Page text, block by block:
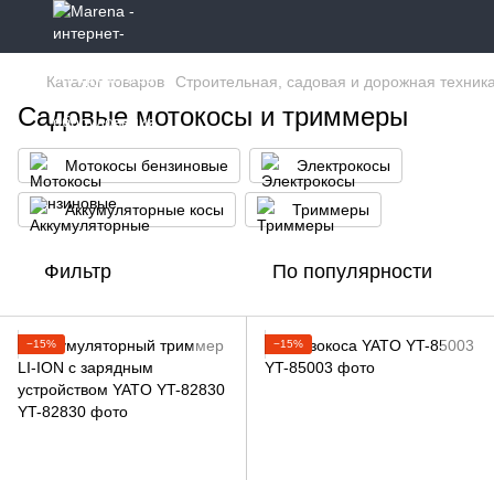
Каталог товаров Строительная, садовая и дорожная
Садовые мотокосы и триммеры
Мотокосы бензиновые Электрокосы
Аккумуляторные косы Триммеры
Фильтр По популярности
−15% −15%